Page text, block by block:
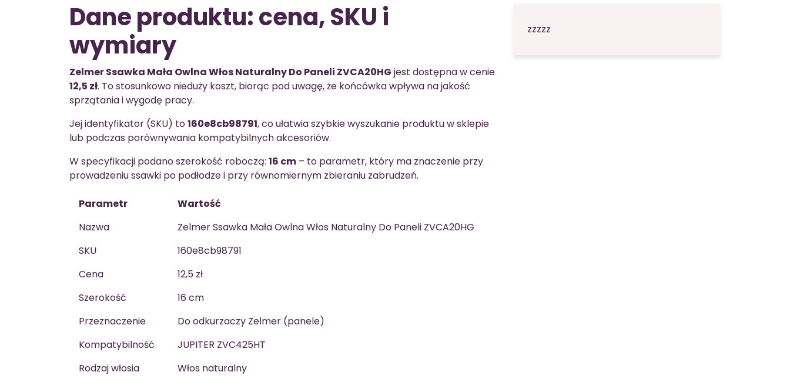
Dane produktu: cena, SKU i
wymiary
Zelmer Ssawka Mała Owlna Włos Naturalny Do Paneli ZVCA20HG jest dostępna w cenie
12,5 zł. To stosunkowo nieduży koszt, biorąc pod uwagę, że końcówka wpływa na jakość
sprzątania i wygodę pracy.
Jej identyfikator (SKU) to160e8cb98791, co ułatwia szybkie wyszukanie produktu w sklepie
lub podczas porównywania kompatybilnych akcesoriów.
W specyfikacji podano szerokość roboczą: 16 cm – to parametr, który ma znaczenie przy
prowadzeniu ssawki po podłodze i przy równomiernym zbieraniu zabrudzeń.
Parametr
Wartość
Nazwa
Zelmer Ssawka Mała Owlna Włos Naturalny Do Paneli ZVCA20HG
SKU
160e8cb98791
Cena
12,5 zł
Szerokość
16 cm
Przeznaczenie
Do odkurzaczy Zelmer (panele)
Kompatybilność
JUPITER ZVC425HT
Rodzaj włosia
Włos naturalny
zzzzz